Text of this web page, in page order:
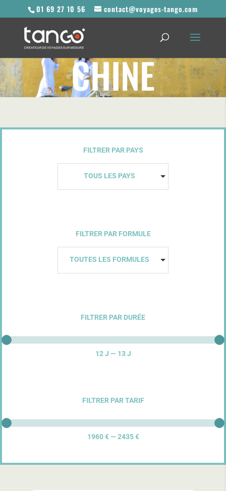
01 69 27 10 56 contact@voyages-tango.com
CHINE
FILTRER PAR PAYS
TOUS LES PAYS
FILTRER PAR FORMULE
TOUTES LES FORMULES
FILTRER PAR DURÉE
12 J — 13 J
FILTRER PAR TARIF
1960 € — 2435 €